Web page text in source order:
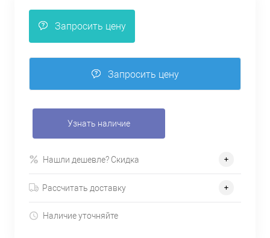
Запросить цену
Запросить цену
Узнать наличие
Нашли дешевле? Скидка
Рассчитать доставку
Наличие уточняйте